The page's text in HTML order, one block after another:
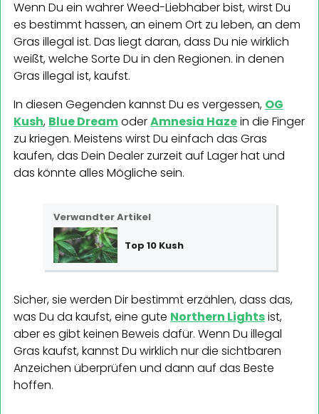
Wenn Du ein wahrer Weed-Liebhaber bist, wirst Du
es bestimmt hassen, an einem Ort zu leben, an dem
Gras illegal ist. Das liegt daran, dass Du nie wirklich
weißt, welche Sorte Du in den Regionen. in denen
Gras illegal ist, kaufst.
In diesen Gegenden kannst Du es vergessen, OG
Kush, Blue DreamoderAmnesia Hazein die Finger
zu kriegen. Meistens wirst Du einfach das Gras
kaufen, das Dein Dealer zurzeit auf Lager hat und
das könnte alles Mögliche sein.
Verwandter Artikel
Top 10 Kush
Sicher, sie werden Dir bestimmt erzählen, dass das,
was Du da kaufst, eine gute Northern Lightsist,
aber es gibt keinen Beweis dafür. Wenn Du illegal
Gras kaufst, kannst Du wirklich nur die sichtbaren
Anzeichen überprüfen und dann auf das Beste
hoffen.